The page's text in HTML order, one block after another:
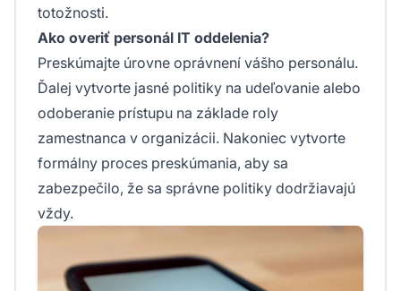
totožnosti.
Ako overiť personál IT oddelenia?
Preskúmajte úrovne oprávnení vášho personálu.
Ďalej vytvorte jasné politiky na udeľovanie alebo
odoberanie prístupu na základe roly
zamestnanca v organizácii. Nakoniec vytvorte
formálny proces preskúmania, aby sa
zabezpečilo, že sa správne politiky dodržiavajú
vždy.